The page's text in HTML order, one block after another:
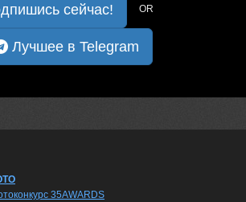
сейчас! OR
Лучшее в Telegram
35AWARDS